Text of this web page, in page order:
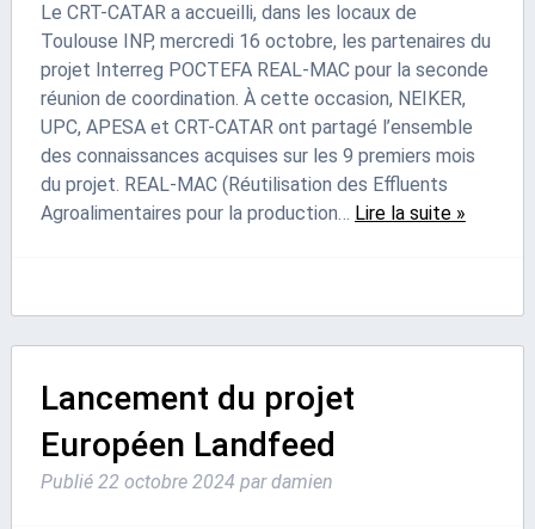
Le CRT-CATAR a accueilli, dans les locaux de
Toulouse INP, mercredi 16 octobre, les partenaires du
projet Interreg POCTEFA REAL-MAC pour la seconde
réunion de coordination. À cette occasion, NEIKER,
UPC, APESA et CRT-CATAR ont partagé l’ensemble
des connaissances acquises sur les 9 premiers mois
du projet. REAL-MAC (Réutilisation des Effluents
Agroalimentaires pour la production… Lire la suite »
Lancement du projet
Européen Landfeed
Publié 22 octobre 2024 par damien